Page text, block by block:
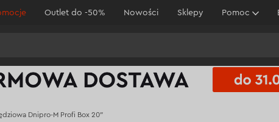
Outlet do -50% Nowości Sklepy Pomoc
Dnipro-M Profi Box 20"